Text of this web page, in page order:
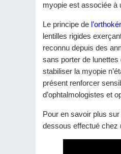
myopie est associée à
Le principe de
lentilles rigides
reconnu depuis des
sans porter de lunettes
stabiliser la myopie
présent renforcer
d’ophtalmologistes et
Pour en savoir plus
dessous effectué chez